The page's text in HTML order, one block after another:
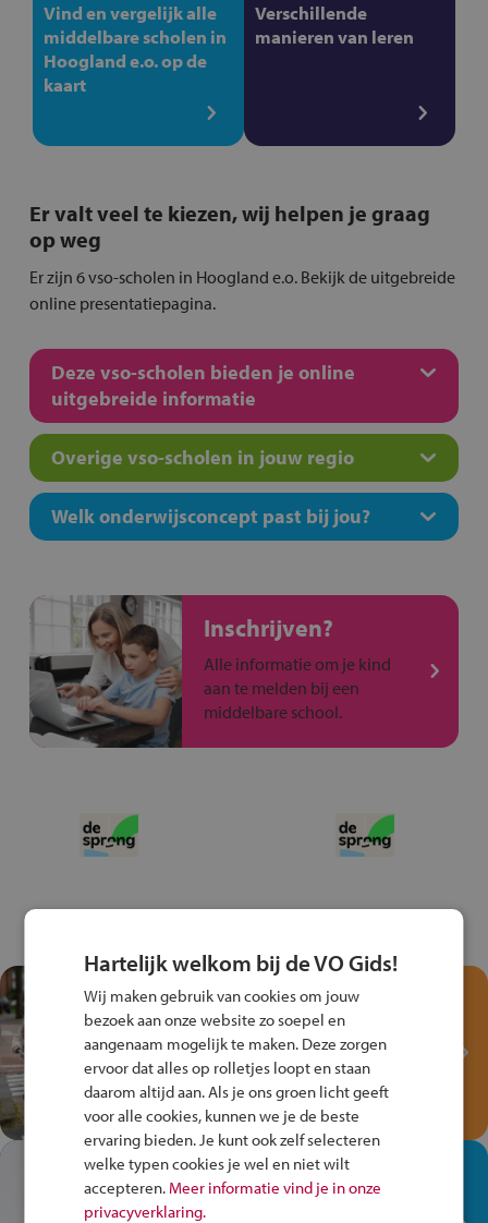
Vind en vergelijk alle
middelbare scholen in
Hoogland e.o. op de
kaart
Verschillende
manieren van leren
Er valt veel te kiezen, wij helpen je graag
op weg
Er zijn 6 vso-scholen in Hoogland e.o. Bekijk de uitgebreide
online presentatiepagina.
Deze vso-scholen bieden je online
uitgebreide informatie
Overige vso-scholen in jouw regio
Welk onderwijsconcept past bij jou?
Inschrijven?
Alle informatie om je kind
aan te melden bij een
middelbare school.
Test je kennis met het
Fiets Veilig
Verkeersspel!
Speel het Fiets Veilig Verkeersspel
en win een Cortina-fiets!
In de winkel ben je op je
plek!
Hartelijk welkom bij de VO Gids!
Wij maken gebruik van cookies om jouw
bezoek aan onze website zo soepel en
aangenaam mogelijk te maken. Deze zorgen
ervoor dat alles op rolletjes loopt en staan
daarom altijd aan. Als je ons groen licht geeft
voor alle cookies, kunnen we je de beste
ervaring bieden. Je kunt ook zelf selecteren
welke typen cookies je wel en niet wilt
accepteren. Meer informatie vind je in onze
privacyverklaring.